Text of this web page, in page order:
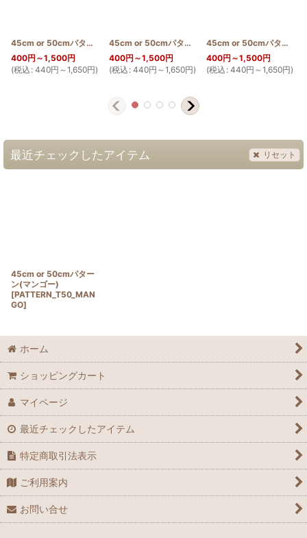
45cm or 50cmパターン(アヴォカド) [PATTERN_T50_AVO]
400円 ～1,500円
(税込 : 440円 ～1,650円)
45cm or 50cmパターン(グァバ) [
400円 ～1,500円
(税込 : 440円 ～1,650円)
45cm or 50cmパターン(モキハナ)
400円 ～1,500円
(税込 : 440円 ～1,650円)
最近チェックしたアイテム リセット
45cm or 50cmパター
ン(マンゴー)
[PATTERN_T50_MAN
GO]
ホーム
ショッピングカート
マイページ
最近チェックしたアイテム
特定商取引法表示
ご利用案内
お問い合せ